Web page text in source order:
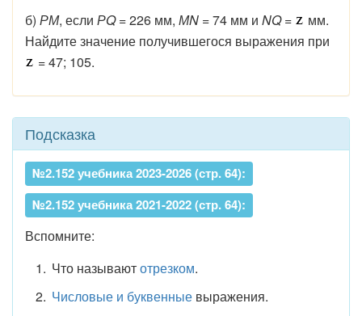
б) РМ, если РQ= 226 мм, МN = 74 мм и NQ=
мм.
Найдите значение получившегося выражения при
= 47; 105.
Подсказка
№2.152 учебника 2023-2026 (стр. 64):
№2.152 учебника 2021-2022 (стр. 64):
Вспомните:
Что называютотрезком.
Числовые и буквенныевыражения.